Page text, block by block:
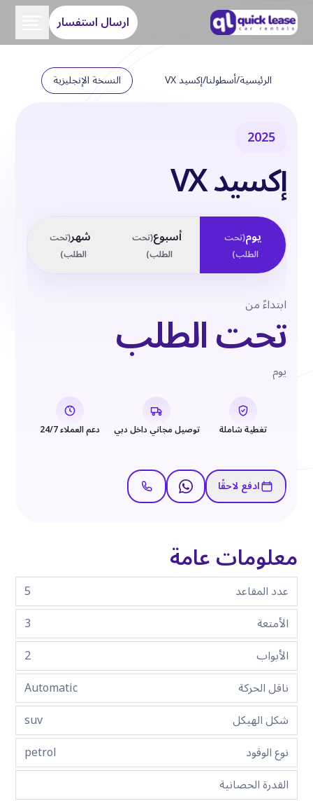
ارسال استفسار
الرئيسية/أسطولنا/إكسيد VX النسخة الإنجليزية
2025
إكسيد VX
يوم(تحت
الطلب)
أسبوع(تحت
الطلب)
شهر(تحت
الطلب)
ابتداءً من
تحت الطلب
يوم
تغطية شاملة توصيل مجاني داخل دبي دعم العملاء 24/7
ادفع لاحقًا
معلومات عامة
عدد المقاعد
5
الأمتعة
3
الأبواب
2
ناقل الحركة
Automatic
شكل الهيكل
suv
نوع الوقود
petrol
القدرة الحصانية